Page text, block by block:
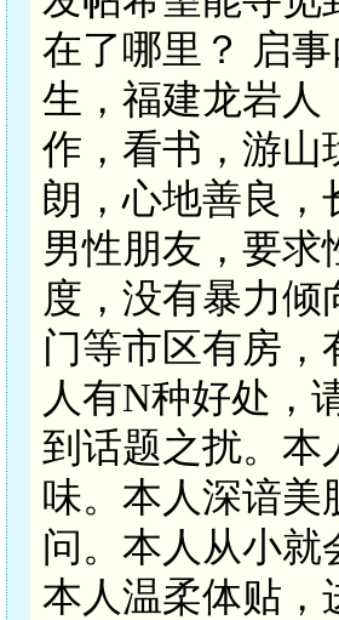
在了哪里？ 启
生，福建龙岩人
作，看书，游山
朗，心地善良，
男性朋友，要
度，没有暴力
门等市区有房
人有N种好处，
到话题之扰。本
味。本人深谙美
问。本人从小就
本人温柔体贴，